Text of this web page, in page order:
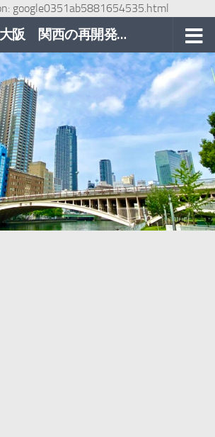
google0351ab5881654535.html
ップ
大阪の近未来（大阪 関西の再開発巡り）